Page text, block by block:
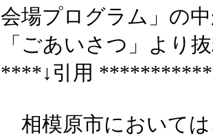
会場プログラム」の
「ごあいさつ」より
****↓引用
相模原市においては